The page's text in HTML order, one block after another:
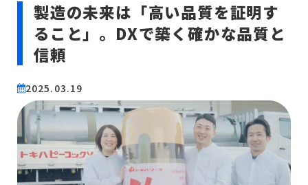
製造の未来は「高い品質を証明す
ること」。DXで築く確かな品質と
信頼
2025.03.19